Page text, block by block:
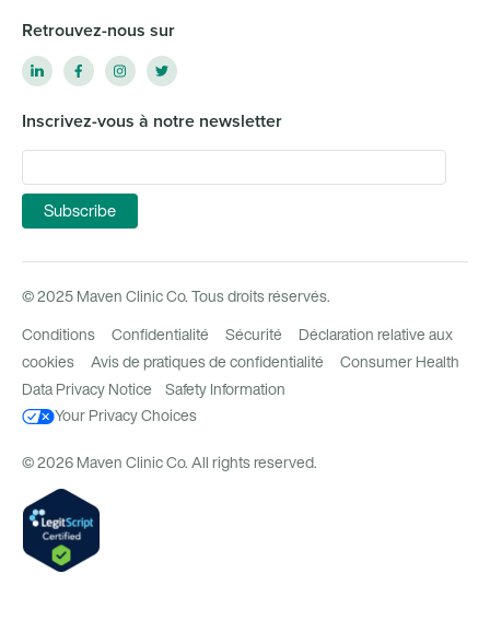
Retrouvez-nous sur
Inscrivez-vous à notre newsletter
© 2025 Maven Clinic Co. Tous droits réservés.
Conditions Confidentialité Sécurité
Déclaration relative aux
cookies
Avis de pratiques de confidentialité
Consumer Health
Data Privacy Notice
Safety Information
Your Privacy Choices
© 2026 Maven Clinic Co. All rights reserved.